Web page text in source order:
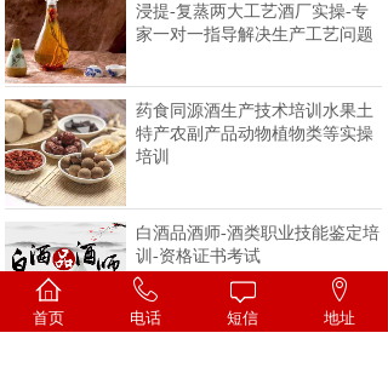
浸提-复蒸两大工艺酒厂实操-专
家一对一指导解决生产工艺问题
药食同源酒生产技术培训水果土
特产农副产品动物植物类等实操
培训
白酒品酒师-酒类职业技能鉴定培
训-资格证书考试
首页 电话 短信 地址